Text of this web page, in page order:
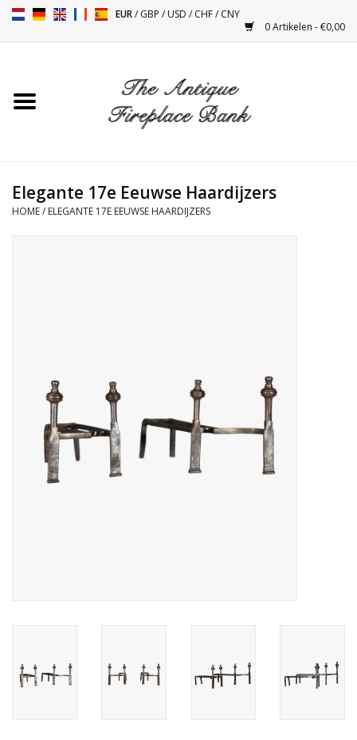
EUR/GBP /USD /CHF/CNY
0 Artikelen - €0,00
Toebehoren
Decoratieve Outdoor
Objecten
Vloeren - Steen, Terra Cotta
& Marmer
Elegante 17e Eeuwse Haardijzers
HOME/ ELEGANTE 17E EEUWSE HAARDIJZERS